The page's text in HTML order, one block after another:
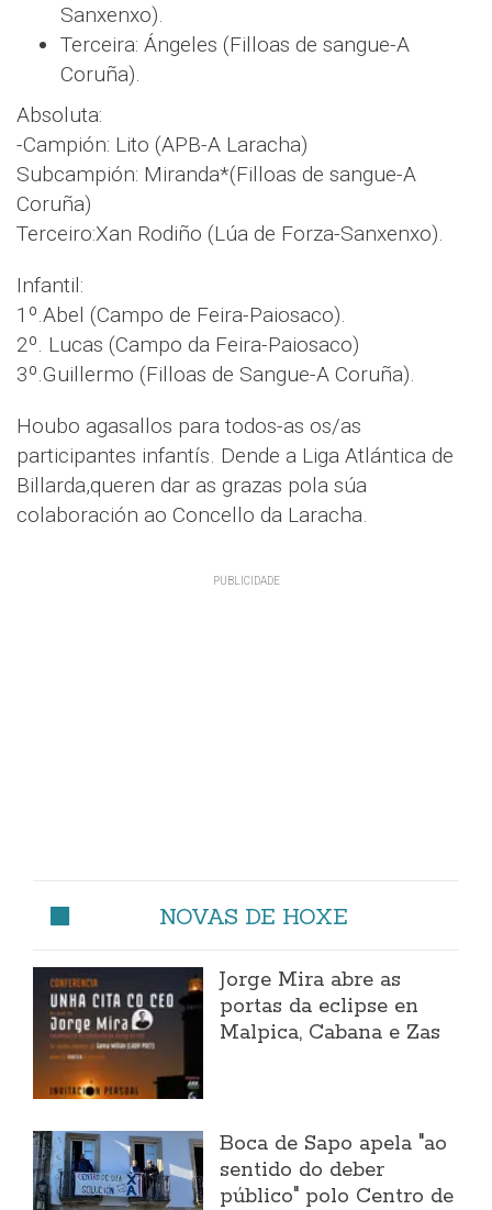
Sanxenxo).
Terceira: Ángeles (Filloas de sangue-A
Coruña).
Absoluta:
-Campión: Lito (APB-A Laracha)
Subcampión: Miranda*(Filloas de sangue-A
Coruña)
Terceiro:Xan Rodiño (Lúa de Forza-Sanxenxo).
Infantil:
1º.Abel (Campo de Feira-Paiosaco).
2º. Lucas (Campo da Feira-Paiosaco)
3º.Guillermo (Filloas de Sangue-A Coruña).
Houbo agasallos para todos-as os/as
participantes infantís. Dende a Liga Atlántica de
Billarda,queren dar as grazas pola súa
colaboración ao Concello da Laracha.
NOVAS DE HOXE
Jorge Mira abre as
portas da eclipse en
Malpica, Cabana e Zas
Boca de Sapo apela "ao
sentido do deber
público" polo Centro de